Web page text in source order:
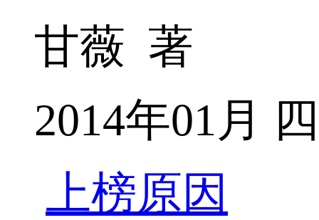
甘薇 著
2014年01月
上榜原因